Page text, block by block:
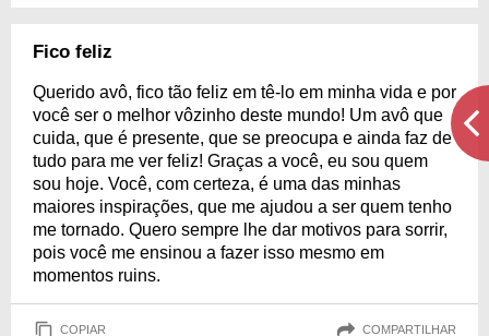
Fico feliz
Querido avô, fico tão feliz em tê-lo em minha vida e por
você ser o melhor vôzinho deste mundo! Um avô que
cuida, que é presente, que se preocupa e ainda faz de
tudo para me ver feliz! Graças a você, eu sou quem
sou hoje. Você, com certeza, é uma das minhas
maiores inspirações, que me ajudou a ser quem tenho
me tornado. Quero sempre lhe dar motivos para sorrir,
pois você me ensinou a fazer isso mesmo em
momentos ruins.
COPIAR COMPARTILHAR